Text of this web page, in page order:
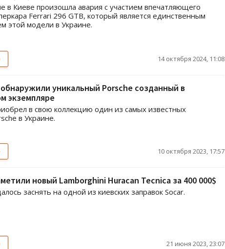
в Киеве произошла авария с участием впечатляющего
Ferrari 296 GTB, который является единственным
этой модели в Украине.
14 октября 2024, 11:08
уникальный Porsche созданный в
экземпляре
в свою коллекцию один из самых известных
в Украине.
10 октября 2023, 17:57
новый Lamborghini Huracan Tecnica за 400 000$
заснять на одной из киевских заправок Socar.
21 июня 2023, 23:07